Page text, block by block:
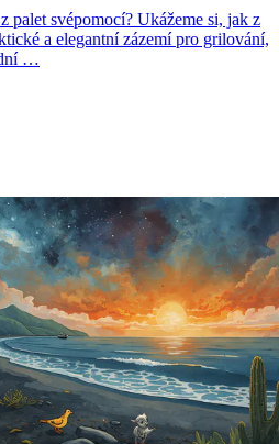
palet svépomocí? Ukážeme si, jak z
a elegantní zázemí pro grilování,
…